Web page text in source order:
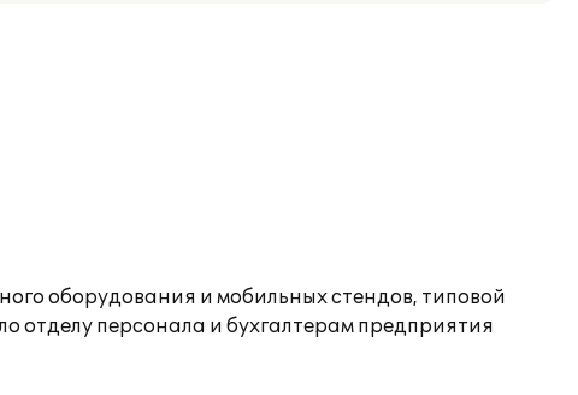
оборудования и мобильных стендов, типовой
персонала и бухгалтерам предприятия